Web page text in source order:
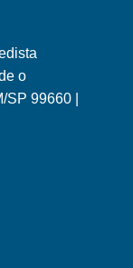
o
99660 |